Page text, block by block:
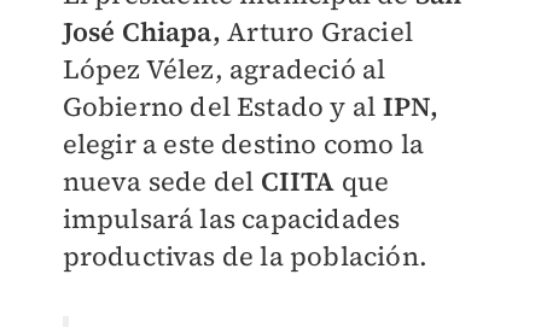
José Chiapa, Arturo Graciel
López Vélez, agradeció al
Gobierno del Estado y al IPN,
elegir a este destino como la
nueva sede del CIITA que
impulsará las capacidades
productivas de la población.